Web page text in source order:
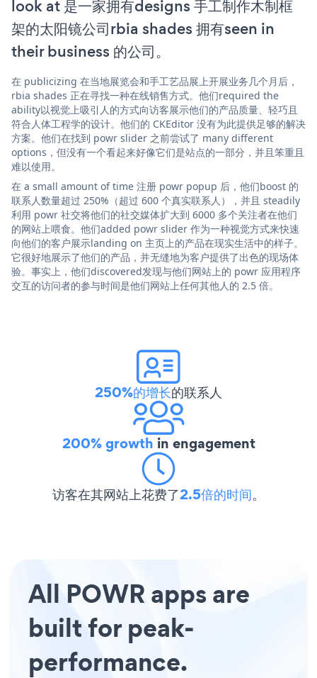
look at 是一家拥有designs 手工制作木制框
架的太阳镜公司rbia shades 拥有seen in
their business 的公司。
在 publicizing 在当地展览会和手工艺品展上开展业务几个月后，
rbia shades 正在寻找一种在线销售方式。他们required the
ability以视觉上吸引人的方式向访客展示他们的产品质量、轻巧且
符合人体工程学的设计。他们的 CKEditor 没有为此提供足够的解决
方案。他们在找到 powr slider 之前尝试了 many different
options，但没有一个看起来好像它们是站点的一部分，并且笨重且
难以使用。
在 a small amount of time 注册 powr popup 后，他们boost 的
联系人数量超过 250%（超过 600 个真实联系人），并且 steadily
利用 powr 社交将他们的社交媒体扩大到 6000 多个关注者在他们
的网站上喂食。他们added powr slider 作为一种视觉方式来快速
向他们的客户展示landing on 主页上的产品在现实生活中的样子。
它很好地展示了他们的产品，并无缝地为客户提供了出色的现场体
验。事实上，他们discovered发现与他们网站上的 powr 应用程序
交互的访问者的参与时间是他们网站上任何其他人的 2.5 倍。
250%的增长的联系人
200% growth in engagement
访客在其网站上花费了2.5倍的时间。
All POWR apps are
built for peak-
performance.